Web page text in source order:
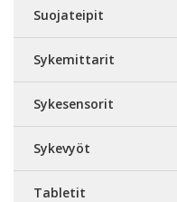
Suojateipit
Sykemittarit
Sykesensorit
Sykevyöt
Tabletit